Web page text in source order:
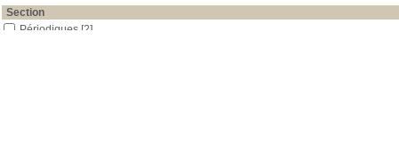
Section
Périodiques [2]